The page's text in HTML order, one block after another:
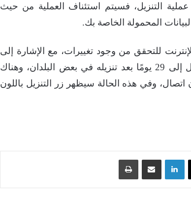
التنزيل، فسيتم استئناف العملية من حيث
المحمولة الخاصة بك.
للتحقق من وجود تغييرات، مع الإشارة إلى
إمكانية مشاهدة المحتوى غير الموسيقي لمدة تصل إلى 29 يومًا بعد تنزيله في بعض البلدان، وهناك
وفي هذه الحالة سيظهر زر التنزيل باللون
‫X لينكدإن مشاركة عبر البريد